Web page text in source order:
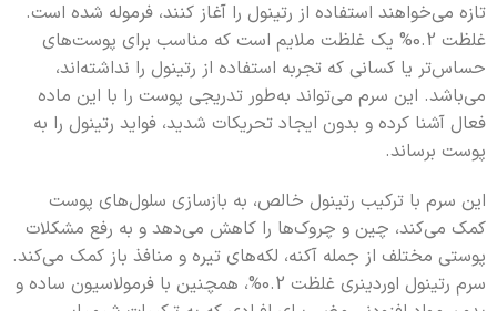
تازه می‌خواهند استفاده از رتینول را آغاز کنند، فرموله شده است.
غلظت 0.2% یک غلظت ملایم است که مناسب برای پوست‌های
حساس‌تر یا کسانی که تجربه استفاده از رتینول را نداشته‌اند،
می‌باشد. این سرم می‌تواند به‌طور تدریجی پوست را با این ماده
فعال آشنا کرده و بدون ایجاد تحریکات شدید، فواید رتینول را به
پوست برساند.
این سرم با ترکیب رتینول خالص، به بازسازی سلول‌های پوست
کمک می‌کند، چین و چروک‌ها را کاهش می‌دهد و به رفع مشکلات
پوستی مختلف از جمله آکنه، لکه‌های تیره و منافذ باز کمک می‌کند.
سرم رتینول اوردینری غلظت 0.2%، همچنین با فرمولاسیون ساده و